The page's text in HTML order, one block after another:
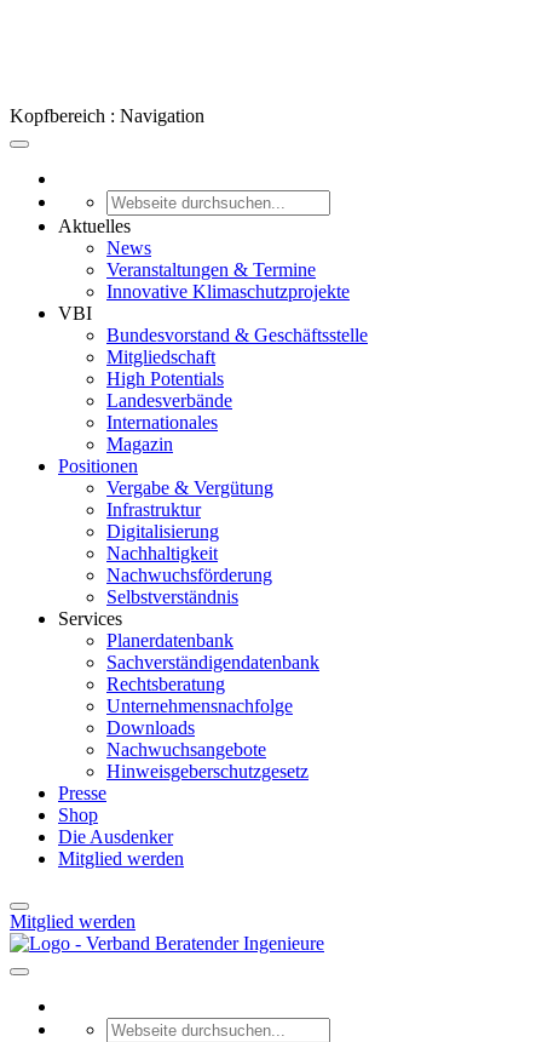
Kopfbereich : Navigation
Aktuelles
News
Veranstaltungen & Termine
Innovative Klimaschutzprojekte
VBI
Bundesvorstand & Geschäftsstelle
Mitgliedschaft
High Potentials
Landesverbände
Internationales
Magazin
Positionen
Vergabe & Vergütung
Infrastruktur
Digitalisierung
Nachhaltigkeit
Nachwuchsförderung
Selbstverständnis
Services
Planerdatenbank
Sachverständigendatenbank
Rechtsberatung
Unternehmensnachfolge
Downloads
Nachwuchsangebote
Hinweisgeberschutzgesetz
Presse
Shop
Die Ausdenker
Mitglied werden
Mitglied werden